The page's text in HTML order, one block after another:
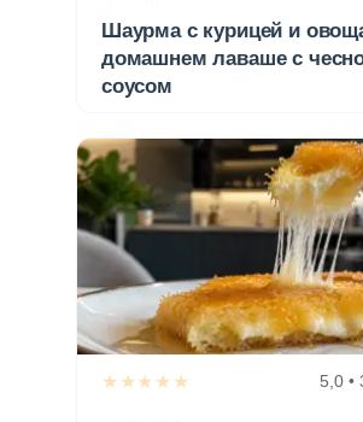
Шаурма с курицей и
домашнем лаваше с
соусом
★★★★★ 5,0 •